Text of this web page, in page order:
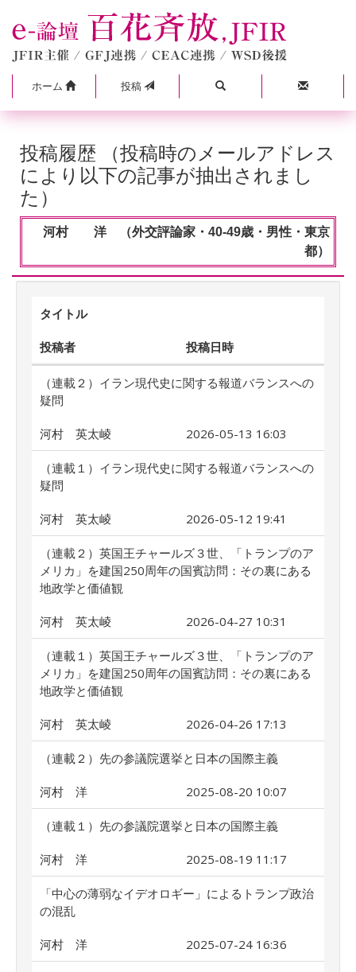
ホーム 投稿
投稿履歴 （投稿時のメールアドレス
により以下の記事が抽出されまし
た）
河村 洋 （外交評論家・40-49歳・男性・東京
都）
タイトル
投稿者 投稿日時
（連載２）イラン現代史に関する報道バランスへの
疑問
河村 英太崚 2026-05-13 16:03
（連載１）イラン現代史に関する報道バランスへの
疑問
河村 英太崚 2026-05-12 19:41
（連載２）英国王チャールズ３世、「トランプのア
メリカ」を建国250周年の国賓訪問：その裏にある
地政学と価値観
河村 英太崚 2026-04-27 10:31
（連載１）英国王チャールズ３世、「トランプのア
メリカ」を建国250周年の国賓訪問：その裏にある
地政学と価値観
河村 英太崚 2026-04-26 17:13
（連載２）先の参議院選挙と日本の国際主義
河村 洋 2025-08-20 10:07
（連載１）先の参議院選挙と日本の国際主義
河村 洋 2025-08-19 11:17
「中心の薄弱なイデオロギー」によるトランプ政治
の混乱
河村 洋 2025-07-24 16:36